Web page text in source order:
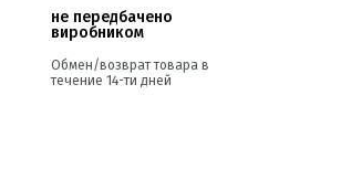
не передбачено
виробником
Обмен/возврат товара в
течение 14-ти дней